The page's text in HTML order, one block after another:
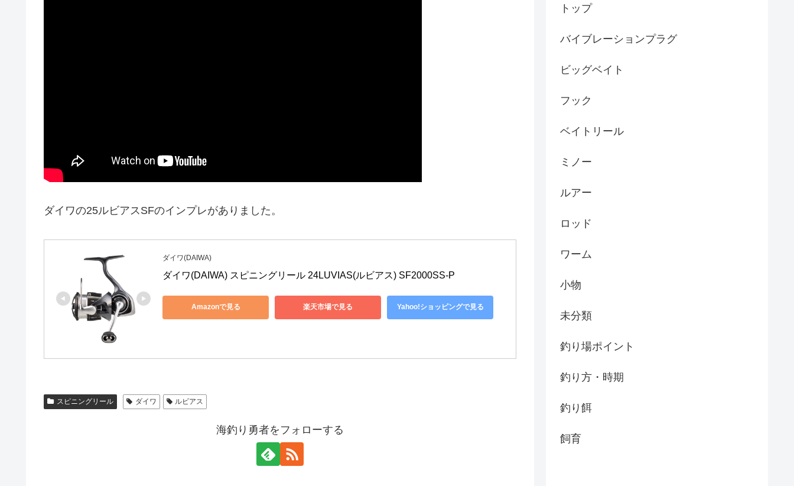
ダイワの25ルビアスSFのインプレがありました。
ダイワ(DAIWA)
ダイワ(DAIWA) スピニングリール 24LUVIAS(ルビアス) SF2000SS-P
Amazonで見る 楽天市場で見る Yahoo!ショッピングで見る
スピニングリール ダイワ ルビアス
海釣り勇者をフォローする
トップ
バイブレーションプラグ
ビッグベイト
フック
ベイトリール
ミノー
ルアー
ロッド
ワーム
小物
未分類
釣り場ポイント
釣り方・時期
釣り餌
飼育